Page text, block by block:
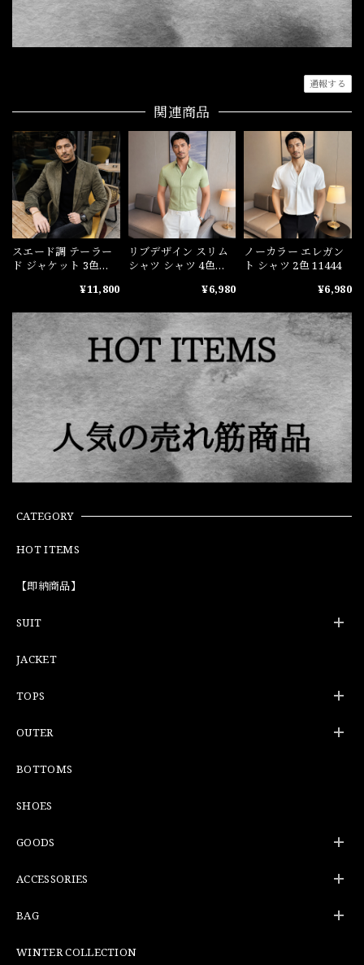
CATEGORY
HOT ITEMS
【即納商品】
SUIT
JACKET
TOPS
OUTER
BOTTOMS
SHOES
GOODS
ACCESSORIES
BAG
WINTER COLLECTION
通報する
関連商品
スエード調 テーラー
ド ジャケット 3色
¥11,800
リブデザイン スリム
シャツ シャツ 4色
¥6,980
ノーカラー エレガン
ト シャツ 2色 11444
¥6,980